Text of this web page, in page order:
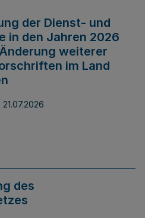
der Dienst- und
in den Jahren 2026
weiterer
im Land
21.07.2026
des